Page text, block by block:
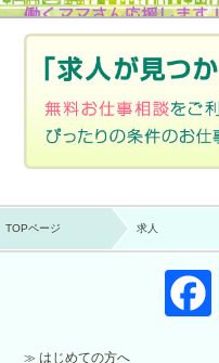
TOPページ 求人
はじめての方へ